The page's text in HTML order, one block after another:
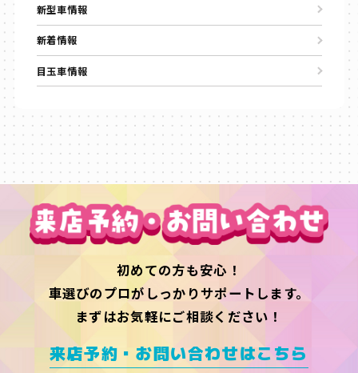
新型車情報
新着情報
目玉車情報
初めての方も安心！
車選びのプロがしっかりサポートします。
まずはお気軽にご相談ください！
来店予約・お問い合わせはこちら